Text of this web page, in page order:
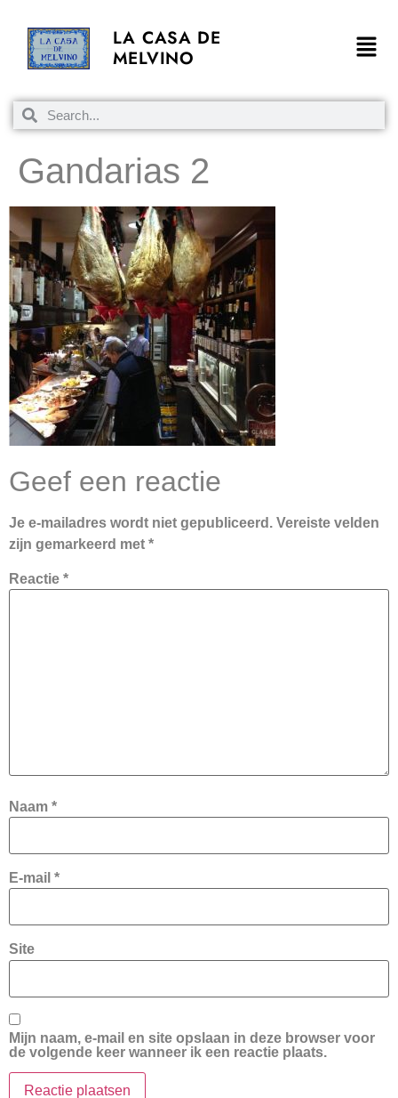
LA CASA DE
MELVINO
Gandarias 2
Geef een reactie
Je e-mailadres wordt niet gepubliceerd. Vereiste velden
zijn gemarkeerd met *
Reactie *
Naam *
E-mail *
Site
Mijn naam, e-mail en site opslaan in deze browser voor
de volgende keer wanneer ik een reactie plaats.